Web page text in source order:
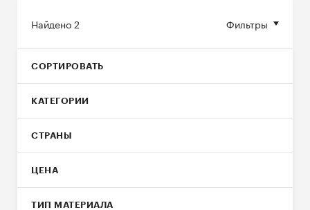
Фильтры
Найдено2
СОРТИРОВАТЬ
КАТЕГОРИИ
СТРАНЫ
ЦЕНА
ТИП МАТЕРИАЛА